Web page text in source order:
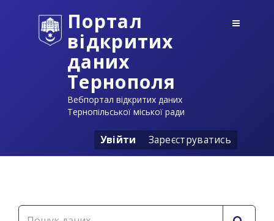
Портал
відкритих
даних
Тернополя
Вебпортал відкритих даних
Тернопільської міської ради
Увійти Зареєструватись